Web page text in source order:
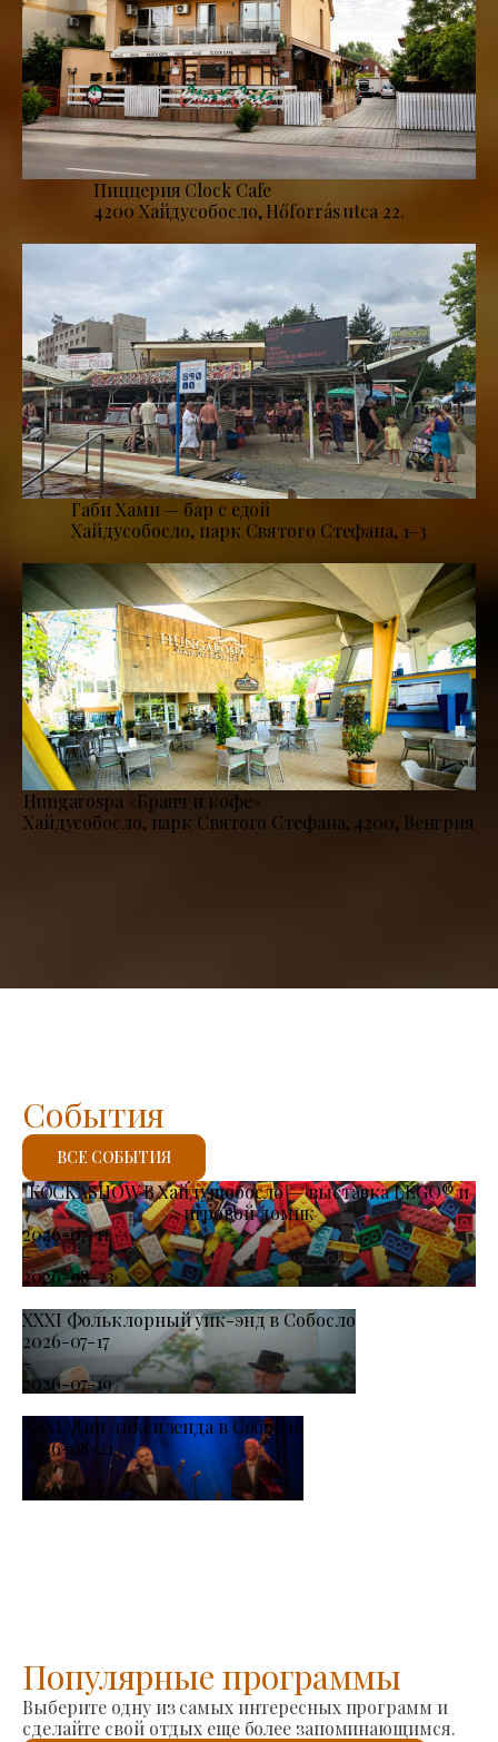
Пиццерия Clock Cafe
4200 Хайдусобосло, Hőforrás utca 22.
Габи Хами — бар с едой
Хайдусобосло, парк Святого Стефана, 1–3
Hungarospa «Бранч и кофе»
Хайдусобосло, парк Святого Стефана, 4200, Венгрия
KOCKASHOW В Хайдушобосло — выставка LEGO® и
игровой домик
2026-07-11
-
2026-08-23
XXXI Фольклорный уик-энд в Собосло
2026-07-17
-
2026-07-19
XXXI. Дни диксиленда в Собосло
2026-08-21
-
2026-08-23
События
ВСЕ СОБЫТИЯ
Популярные программы
Выберите одну из самых интересных программ и
сделайте свой отдых еще более запоминающимся.